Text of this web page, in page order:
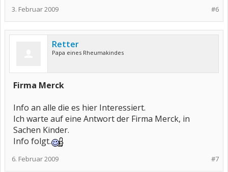
#6
3. Februar 2009
Retter
Papa eines Rheumakindes
Firma Merck
Info an alle die es hier Interessiert.
Ich warte auf eine Antwort der Firma Merck, in
Sachen Kinder.
Info folgt.
#7
6. Februar 2009